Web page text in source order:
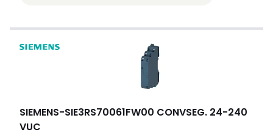
SIEMENS-SIE3RS70061FW00 CONVSEG. 24-240
VUC